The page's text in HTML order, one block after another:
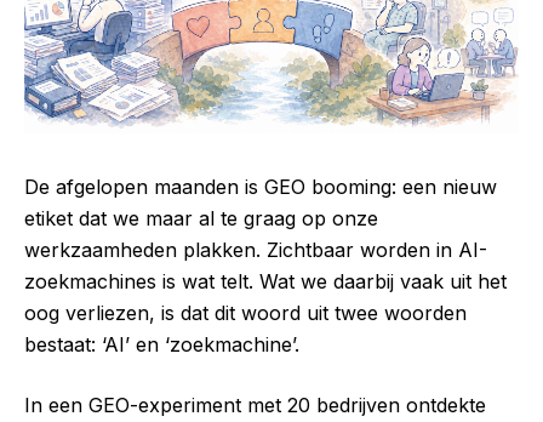
De afgelopen maanden is GEO booming: een nieuw
etiket dat we maar al te graag op onze
werkzaamheden plakken. Zichtbaar worden in AI-
zoekmachines is wat telt. Wat we daarbij vaak uit het
oog verliezen, is dat dit woord uit twee woorden
bestaat: ‘AI’ en ‘zoekmachine’.
In een GEO-experiment met 20 bedrijven ontdekte